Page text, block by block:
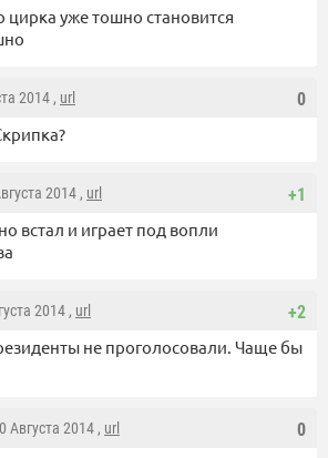
цирка уже тошно становится
0
2014 , url
+1
2014 , url
встал и играет под вопли
+2
2014 , url
не проголосовали. Чаще бы
0
Августа 2014 , url